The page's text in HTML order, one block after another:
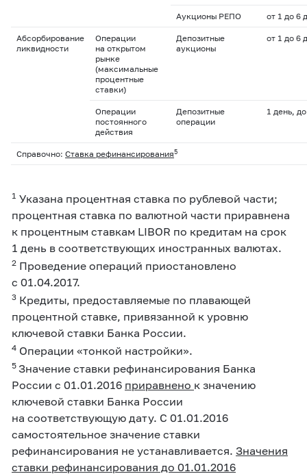
Аукционы РЕПО от 1 до 6
Абсорбирование
ликвидности
Операции
на открытом
рынке
(максимальные
процентные
ставки)
Депозитные
аукционы
от 1 до 6
Операции
постоянного
действия
Депозитные
операции
1 день,
Справочно: Ставка рефинансирования5
1 Указана процентная ставка по рублевой части;
процентная ставка по валютной части приравнена
к процентным ставкам LIBOR по кредитам на срок
1 день в соответствующих иностранных валютах.
2 Проведение операций приостановлено
с 01.04.2017.
3 Кредиты, предоставляемые по плавающей
процентной ставке, привязанной к уровню
ключевой ставки Банка России.
4 Операции «тонкой настройки».
5 Значение ставки рефинансирования Банка
России с 01.01.2016 приравнено к значению
ключевой ставки Банка России
на соответствующую дату. С 01.01.2016
самостоятельное значение ставки
рефинансирования не устанавливается. Значения
ставки рефинансирования до 01.01.2016